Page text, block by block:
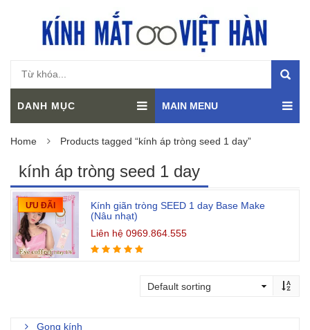
DANH MỤC MAIN MENU
Home Products tagged “kính áp tròng seed 1 day”
kính áp tròng seed 1 day
ƯU ĐÃI
Kính giãn tròng SEED 1 day Base Make
(Nâu nhạt)
Liên hệ 0969.864.555
Gọng kính